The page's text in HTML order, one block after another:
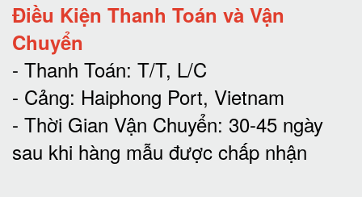
Điều Kiện Thanh Toán và Vận
Chuyển
- Thanh Toán: T/T, L/C
- Cảng: Haiphong Port, Vietnam
- Thời Gian Vận Chuyển: 30-45 ngày
sau khi hàng mẫu được chấp nhận